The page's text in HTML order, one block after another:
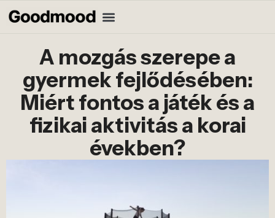
A mozgás szerepe a
gyermek fejlődésében:
Miért fontos a játék és a
fizikai aktivitás a korai
években?